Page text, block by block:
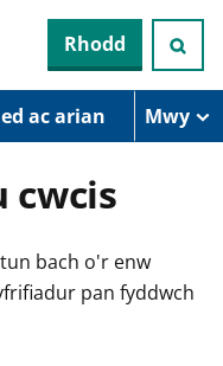
Rhodd
ac arian Mwy
cwcis
bach o'r enw
pan fyddwch